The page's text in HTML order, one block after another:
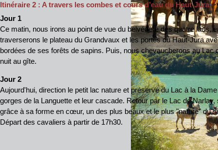
Itinéraire 2 : A travers les combes et cours d’eau du Haut-Jura
Jour 1
Ce matin, nous irons au point de vue du belvédère des quatre lacs,
traverserons le plateau du Grandvaux et les portes du Haut-Jura
bordées de ses forêts de sapins. Puis, nous chevaucherons au Lac
nuit au gîte.
Jour 2
Aujourd'hui, direction le petit lac nature et préservé du Lac à la
gorges de la Languette et leur cascade. Retour par le Lac de
grâce à sa forme en cœur, un des plus beaux et le plus "nature" du
Départ des cavaliers à partir de 17h30.